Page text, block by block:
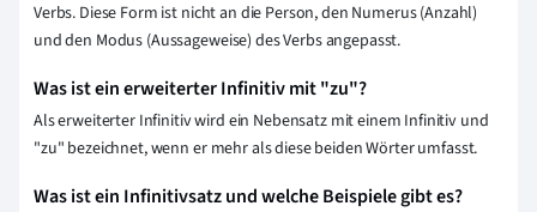
Verbs. Diese Form ist nicht an die Person, den Numerus (Anzahl)
und den Modus (Aussageweise) des Verbs angepasst.
Was ist ein erweiterter Infinitiv mit "zu"?
Als erweiterter Infinitiv wird ein Nebensatz mit einem Infinitiv und
"zu" bezeichnet, wenn er mehr als diese beiden Wörter umfasst.
Was ist ein Infinitivsatz und welche Beispiele gibt es?